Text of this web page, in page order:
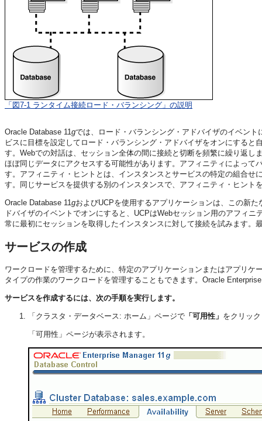
「図7-1 ランタイム接続ロード・バランシング」の説明
Oracle Database 11gでは、ロード・バランシング・アドバイザのイベン
ビスに目標を設定してロード・バランシング・アドバイザをオンにする
す。Webでの対話は、セッション全体の間に接続と切断を頻繁に繰り返
ほぼ同じデータにアクセスする可能性があります。アフィニティによっ
す。アフィニティ・ヒントとは、インスタンスとサービスの特定の組合
す。同じサービスを提供する別のインスタンスで、アフィニティ・ヒント
Oracle Database 11gおよびUCPを使用するアプリケーションは、この新
ドバイザのイベントでオンにすると、UCPはWebセッション用のアフィ
常に最初にセッションを取得したインスタンスに対して接続を試みます
サービスの作成
ワークロードを管理するために、特定のアプリケーションまたはアプリ
タイプの作業のワークロードを管理することもできます。 Oracle
サービスを作成するには、次の手順を実行します。
「クラスタ・データベース: ホーム」ページで 「可用性」 をクリッ
「可用性」ページが表示されます。